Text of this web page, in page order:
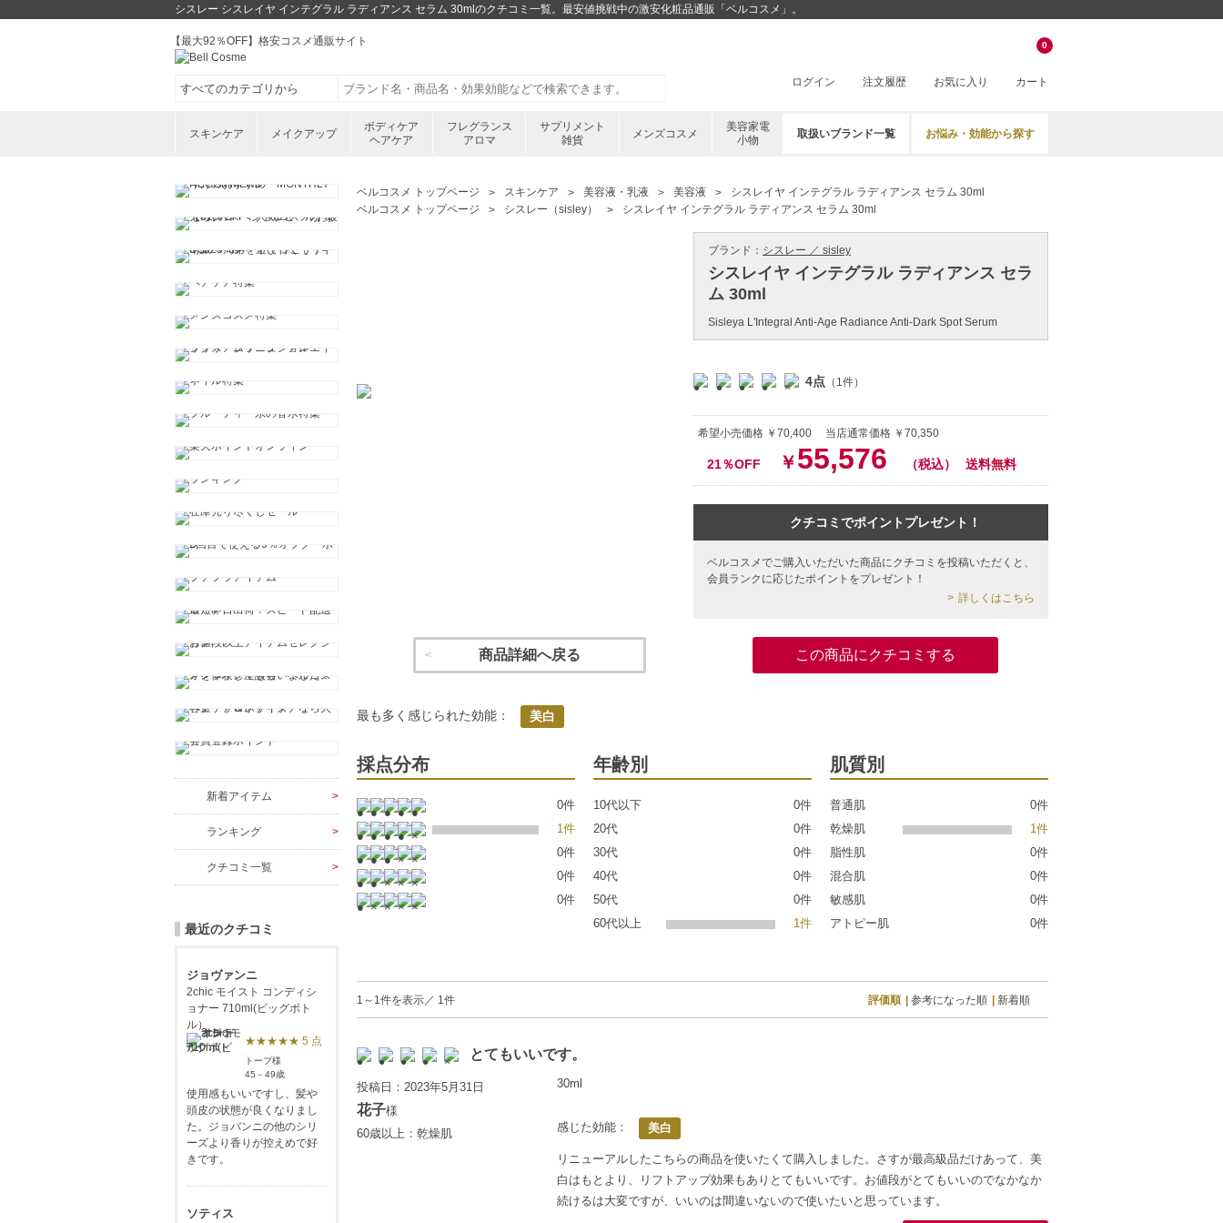
シスレー シスレイヤ インテグラル ラディアンス セラム 30mlのクチコミ一覧。最安値挑戦中の激安化粧品通販「ベルコスメ」。
【最大92％OFF】格安コスメ通販サイト
ログイン 注文履歴 お気に入り カート
0
スキンケア メイクアップ
ボディケア
ヘアケア
フレグランス
アロマ
サプリメント
雑貨
メンズコスメ
美容家電
小物
取扱いブランド一覧 お悩み・効能から探す
ベルコスメ トップページ スキンケア 美容液・乳液 美容液
シスレイヤ インテグラル ラディアンス セラム 30ml
ベルコスメ トップページ
シスレー（sisley） シスレイヤ インテグラル ラディアンス セラム 30ml
ブランド： シスレー ／ sisley
シスレイヤ インテグラル ラディアンス セラ
ム 30ml
Sisleya L'Integral Anti-Age Radiance Anti-Dark Spot Serum
4点 （1件）
希望小売価格 ￥70,400 当店通常価格 ￥70,350
21％OFF ￥55,576 （税込） 送料無料
クチコミでポイントプレゼント！
ベルコスメでご購入いただいた商品にクチコミを投稿いただくと、
会員ランクに応じたポイントをプレゼント！
詳しくはこちら
商品詳細へ戻る この商品にクチコミする
最も多く感じられた効能： 美白
採点分布
0件
1件
0件
0件
0件
年齢別
10代以下
0件
20代
0件
30代
0件
40代
0件
50代
0件
60代以上
1件
肌質別
普通肌
0件
乾燥肌
1件
脂性肌
0件
混合肌
0件
敏感肌
0件
アトピー肌
0件
1～1件を表示／ 1件 評価順 参考になった順 新着順
とてもいいです。
投稿日：2023年5月31日
花子様
60歳以上：乾燥肌
30ml
感じた効能： 美白
リニューアルしたこちらの商品を使いたくて購入しました。さすが最高級品だけあって、美
白はもとより、リフトアップ効果もありとてもいいです。お値段がとてもいいのでなかなか
続けるは大変ですが、いいのは間違いないので使いたいと思っています。
新着アイテム
ランキング
クチコミ一覧
最近のクチコミ
ジョヴァンニ
2chic モイスト コンディシ
ョナー 710ml(ビッグボト
ル）
★★★★★ 5 点
トープ様
45－49歳
使用感もいいですし、髪や
頭皮の状態が良くなりまし
た。ジョバンニの他のシリ
ーズより香りが控えめで好
きです。
ソティス